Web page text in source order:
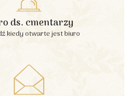
ds. cmentarzy
kiedy otwarte jest biuro